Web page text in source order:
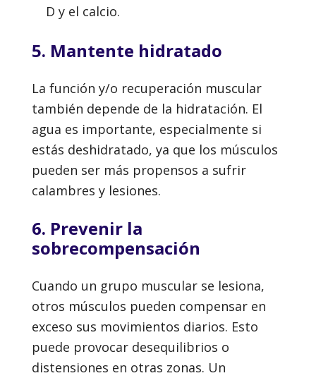
D y el calcio.
5. Mantente hidratado
La función y/o recuperación muscular
también depende de la hidratación. El
agua es importante, especialmente si
estás deshidratado, ya que los músculos
pueden ser más propensos a sufrir
calambres y lesiones.
6. Prevenir la
sobrecompensación
Cuando un grupo muscular se lesiona,
otros músculos pueden compensar en
exceso sus movimientos diarios. Esto
puede provocar desequilibrios o
distensiones en otras zonas. Un